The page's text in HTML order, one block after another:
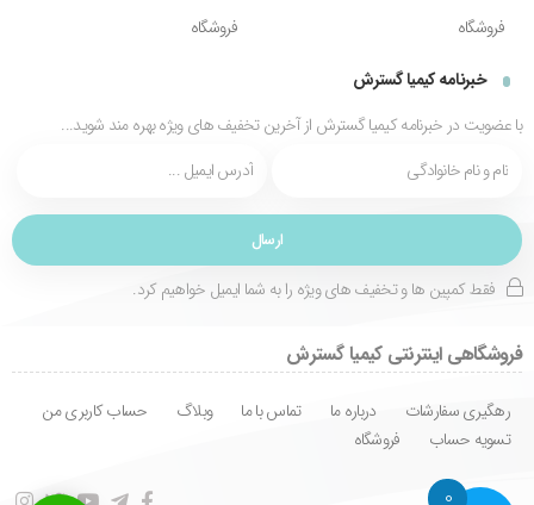
فروشگاه
فروشگاه
خبرنامه کیمیا گسترش
با عضویت در خبرنامه کیمیا گسترش از آخرین تخفیف های ویژه بهره مند شوید...
فقط کمپین ها و تخفیف های ویژه را به شما ایمیل خواهیم کرد.
فروشگاهی اینترنتی کیمیا گسترش
رهگیری سفارشات درباره ما تماس با ما وبلاگ
حساب کاربری من
تسویه حساب
فروشگاه
0